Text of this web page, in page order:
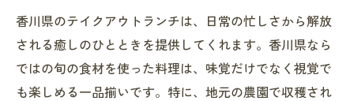
香川県のテイクアウトランチは、日常の忙しさから解放
される癒しのひとときを提供してくれます。香川県なら
ではの旬の食材を使った料理は、味覚だけでなく視覚で
も楽しめる一品揃いです。特に、地元の農園で収穫され